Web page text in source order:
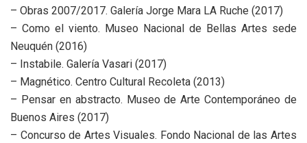
– Obras 2007/2017. Galería Jorge Mara LA Ruche (2017)
– Como el viento. Museo Nacional de Bellas Artes sede
Neuquén (2016)
– Instabile. Galería Vasari (2017)
– Magnético. Centro Cultural Recoleta (2013)
– Pensar en abstracto. Museo de Arte Contemporáneo de
Buenos Aires (2017)
– Concurso de Artes Visuales. Fondo Nacional de las Artes